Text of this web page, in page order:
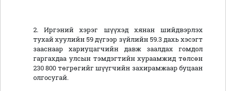
2. Иргэний хэрэг шүүхэд хянан шийдвэрлэх
тухай хуулийн 59 дүгээр зүйлийн 59.3 дахь хэсэгт
зааснаар хариуцагчийн давж заалдах гомдол
гаргахдаа улсын тэмдэгтийн хураамжид төлсөн
230 800 төгрөгийг шүүгчийн захирамжаар буцаан
олгосугай.